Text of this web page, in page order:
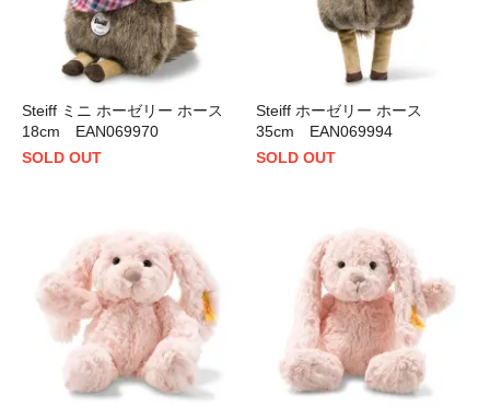
Steiff ミニ ホーゼリー ホース
18cm EAN069970
SOLD OUT
Steiff ホーゼリー ホース
35cm EAN069994
SOLD OUT